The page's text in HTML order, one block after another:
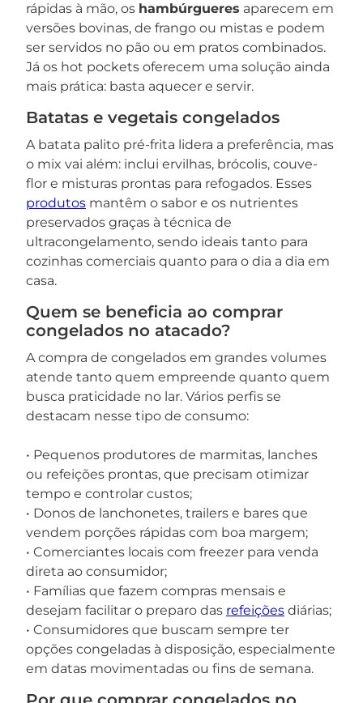
rápidas à mão, os hambúrgueres aparecem em
versões bovinas, de frango ou mistas e podem
ser servidos no pão ou em pratos combinados.
Já os hot pockets oferecem uma solução ainda
mais prática: basta aquecer e servir.
Batatas e vegetais congelados
A batata palito pré-frita lidera a preferência, mas
o mix vai além: inclui ervilhas, brócolis, couve-
flor e misturas prontas para refogados. Esses
produtos mantêm o sabor e os nutrientes
preservados graças à técnica de
ultracongelamento, sendo ideais tanto para
cozinhas comerciais quanto para o dia a dia em
casa.
Quem se beneficia ao comprar
congelados no atacado?
A compra de congelados em grandes volumes
atende tanto quem empreende quanto quem
busca praticidade no lar. Vários perfis se
destacam nesse tipo de consumo:
• Pequenos produtores de marmitas, lanches
ou refeições prontas, que precisam otimizar
tempo e controlar custos;
• Donos de lanchonetes, trailers e bares que
vendem porções rápidas com boa margem;
• Comerciantes locais com freezer para venda
direta ao consumidor;
• Famílias que fazem compras mensais e
desejam facilitar o preparo das refeições diárias;
• Consumidores que buscam sempre ter
opções congeladas à disposição, especialmente
em datas movimentadas ou fins de semana.